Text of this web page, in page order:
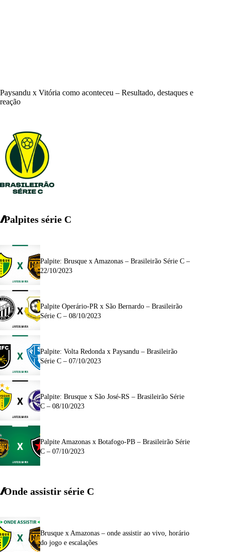
Paysandu x Vitória como aconteceu – Resultado, destaques e
reação
Palpites série C
Palpite: Brusque x Amazonas – Brasileirão Série C –
22/10/2023
Palpite Operário-PR x São Bernardo – Brasileirão
Série C – 08/10/2023
Palpite: Volta Redonda x Paysandu – Brasileirão
Série C – 07/10/2023
Palpite: Brusque x São José-RS – Brasileirão Série
C – 08/10/2023
Palpite Amazonas x Botafogo-PB – Brasileirão Série
C – 07/10/2023
Onde assistir série C
Brusque x Amazonas – onde assistir ao vivo, horário
do jogo e escalações